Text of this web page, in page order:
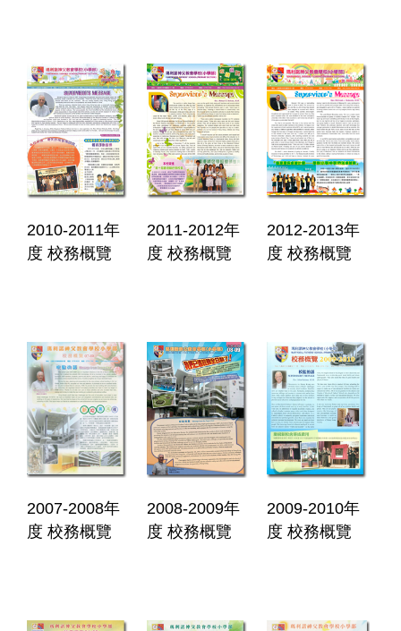
2010-2011年
度 校務概覽
2011-2012年
度 校務概覽
2012-2013年
度 校務概覽
2007-2008年
度 校務概覽
2008-2009年
度 校務概覽
2009-2010年
度 校務概覽